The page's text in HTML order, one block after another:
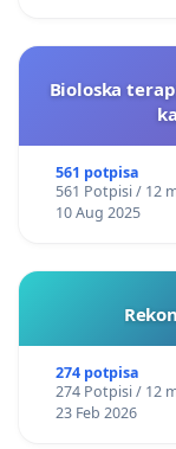
Bioloska
561 potpisa
561 Potpisi / 12
10 Aug 2025
274 potpisa
274 Potpisi / 12
23 Feb 2026